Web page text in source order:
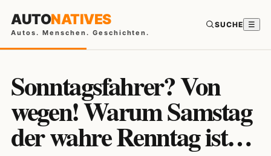
AUTONATIVES
Autos. Menschen. Geschichten.
SUCHE ☰
Sonntagsfahrer? Von
wegen! Warum Samstag
der wahre Renntag ist…